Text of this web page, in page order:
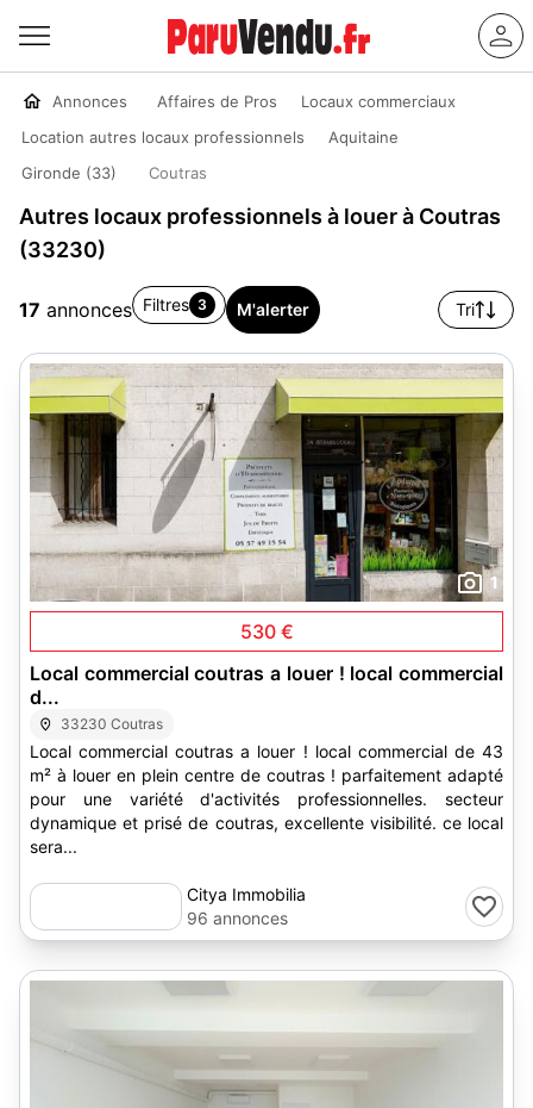
Annonces Affaires de Pros
Locaux commerciaux
Location autres locaux professionnels
Aquitaine
Gironde (33)
Coutras
Autres locaux professionnels à louer à Coutras
(33230)
17 annonces Filtres 3 M'alerter Tri
1
530 €
Local commercial coutras a louer ! local commercial
d...
33230 Coutras
Local commercial coutras a louer ! local commercial de 43
m² à louer en plein centre de coutras ! parfaitement adapté
pour une variété d'activités professionnelles. secteur
dynamique et prisé de coutras, excellente visibilité. ce local
sera...
Citya Immobilia
96 annonces